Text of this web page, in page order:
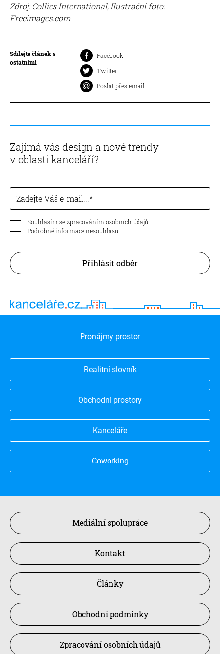
Zdroj: Collies International, Ilustrační foto:
Freeimages.com
Sdílejte článek s
ostatními
Facebook
Twitter
Poslat přes email
Zajímá vás design a nové trendy
v oblasti kanceláří?
Zadejte Váš e-mail...
Souhlasím se zpracováním osobních údajů
Podrobné informace nesouhlasu
Přihlásit odběr
Pronájmy prostor
Realitní slovník
Obchodní prostory
Kanceláře
Coworking
Mediální spolupráce
Kontakt
Články
Obchodní podmínky
Zpracování osobních údajů